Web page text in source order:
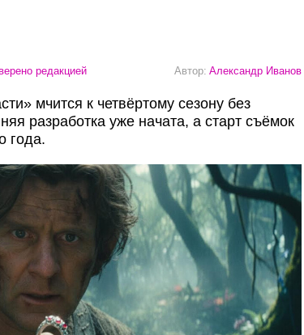
редакцией Автор: Александр Иванов
мчится к четвёртому сезону без
разработка уже начата, а старт съёмок
года.